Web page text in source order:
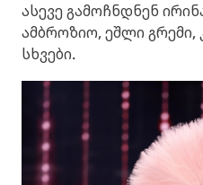
ასევე გამოჩნდნენ
ამბროზიო, ეშლი
სხვები.